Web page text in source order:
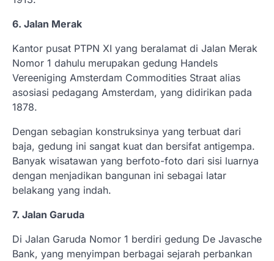
6. Jalan Merak
Kantor pusat PTPN XI yang beralamat di Jalan Merak
Nomor 1 dahulu merupakan gedung Handels
Vereeniging Amsterdam Commodities Straat alias
asosiasi pedagang Amsterdam, yang didirikan pada
1878.
Dengan sebagian konstruksinya yang terbuat dari
baja, gedung ini sangat kuat dan bersifat antigempa.
Banyak wisatawan yang berfoto-foto dari sisi luarnya
dengan menjadikan bangunan ini sebagai latar
belakang yang indah.
7. Jalan Garuda
Di Jalan Garuda Nomor 1 berdiri gedung De Javasche
Bank, yang menyimpan berbagai sejarah perbankan